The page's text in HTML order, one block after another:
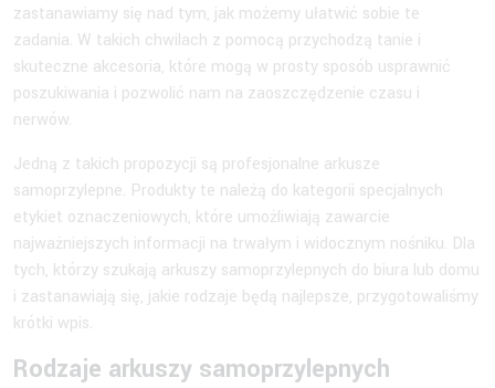
zastanawiamy się nad tym, jak możemy ułatwić sobie te
zadania. W takich chwilach z pomocą przychodzą tanie i
skuteczne akcesoria, które mogą w prosty sposób usprawnić
poszukiwania i pozwolić nam na zaoszczędzenie czasu i
nerwów.
Jedną z takich propozycji są profesjonalne arkusze
samoprzylepne. Produkty te należą do kategorii specjalnych
etykiet oznaczeniowych, które umożliwiają zawarcie
najważniejszych informacji na trwałym i widocznym nośniku. Dla
tych, którzy szukają arkuszy samoprzylepnych do biura lub domu
i zastanawiają się, jakie rodzaje będą najlepsze, przygotowaliśmy
krótki wpis.
Rodzaje arkuszy samoprzylepnych